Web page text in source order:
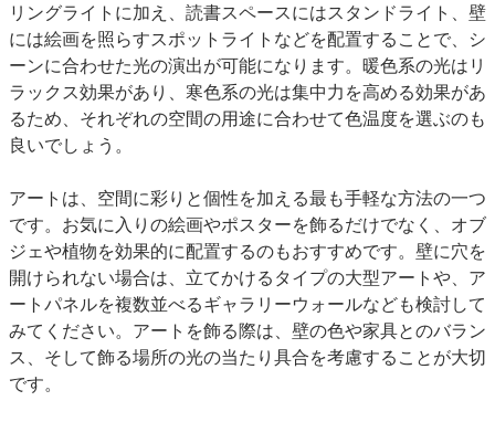
リングライトに加え、読書スペースにはスタンドライト、壁
には絵画を照らすスポットライトなどを配置することで、シ
ーンに合わせた光の演出が可能になります。暖色系の光はリ
ラックス効果があり、寒色系の光は集中力を高める効果があ
るため、それぞれの空間の用途に合わせて色温度を選ぶのも
良いでしょう。
アート は、空間に彩りと個性を加える最も手軽な方法の一つ
です。お気に入りの絵画やポスターを飾るだけでなく、オブ
ジェや植物を効果的に配置するのもおすすめです。壁に穴を
開けられない場合は、立てかけるタイプの大型アートや、ア
ートパネルを複数並べるギャラリーウォールなども検討して
みてください。アートを飾る際は、壁の色や家具とのバラン
ス、そして飾る場所の光の当たり具合を考慮することが大切
です。